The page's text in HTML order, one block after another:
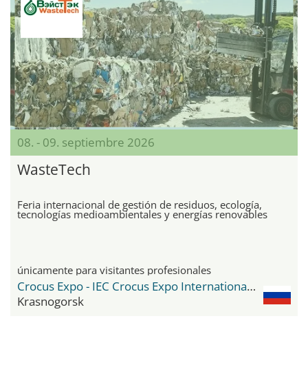
08. - 09. septiembre 2026
WasteTech
Feria internacional de gestión de residuos, ecología,
tecnologías medioambientales y energías renovables
únicamente para visitantes profesionales
Crocus Expo - IEC Crocus Expo International Exhibition Centre
Krasnogorsk